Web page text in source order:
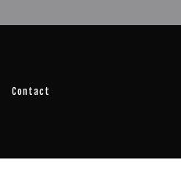
Contact